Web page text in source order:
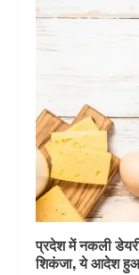
प्रदेश में नकली
शिकंजा, ये आदेश